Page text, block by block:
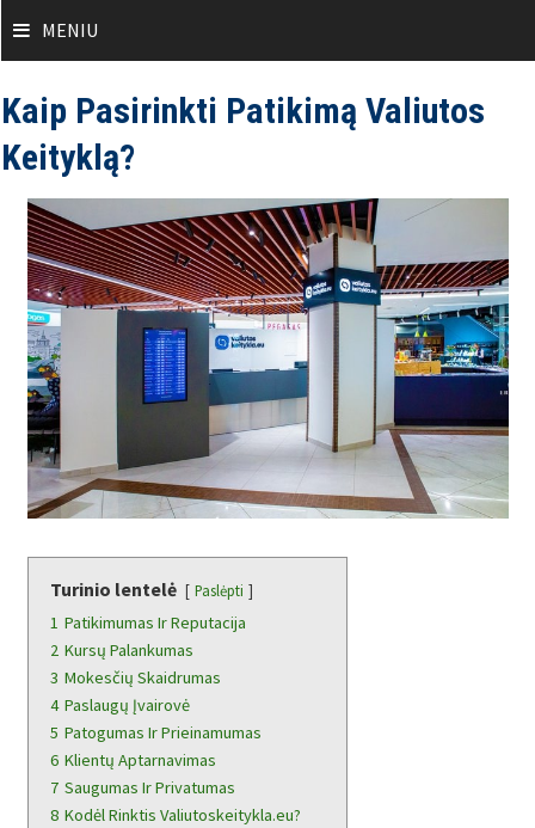
to
MENIU
Kaip Pasirinkti Patikimą Valiutos
Keityklą?
Turinio lentelė Paslėpti
1 Patikimumas Ir Reputacija
2 Kursų Palankumas
3 Mokesčių Skaidrumas
4 Paslaugų Įvairovė
5 Patogumas Ir Prieinamumas
6 Klientų Aptarnavimas
7 Saugumas Ir Privatumas
8 Kodėl Rinktis Valiutoskeitykla.eu?